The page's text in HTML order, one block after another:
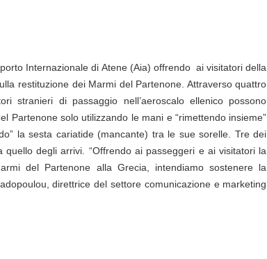
Internazionale di Atene (Aia) offrendo ai visitatori della
restituzione dei Marmi del Partenone. Attraverso quattro
stranieri di passaggio nell’aeroscalo ellenico possono
Partenone solo utilizzando le mani e “rimettendo insieme”
la sesta cariatide (mancante) tra le sue sorelle. Tre dei
degli arrivi. “Offrendo ai passeggeri e ai visitatori la
del Partenone alla Grecia, intendiamo sostenere la
direttrice del settore comunicazione e marketing